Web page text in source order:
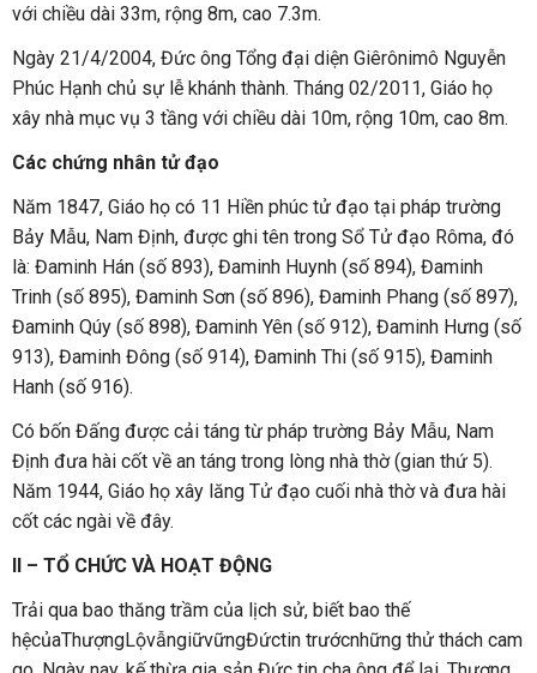
với chiều dài 33m, rộng 8m, cao 7.3m.
Ngày 21/4/2004, Đức ông Tổng đại diện Giêrônimô Nguyễn
Phúc Hạnh chủ sự lễ khánh thành. Tháng 02/2011, Giáo họ
xây nhà mục vụ 3 tầng với chiều dài 10m, rộng 10m, cao 8m.
Các chứng nhân tử đạo
Năm 1847, Giáo họ có 11 Hiền phúc tử đạo tại pháp trường
Bảy Mẫu, Nam Định, được ghi tên trong Sổ Tử đạo Rôma, đó
là: Đaminh Hán (số 893), Đaminh Huynh (số 894), Đaminh
Trinh (số 895), Đaminh Sơn (số 896), Đaminh Phang (số 897),
Đaminh Qúy (số 898), Đaminh Yên (số 912), Đaminh Hưng (số
913), Đaminh Đông (số 914), Đaminh Thi (số 915), Đaminh
Hanh (số 916).
Có bốn Đấng được cải táng từ pháp trường Bảy Mẫu, Nam
Định đưa hài cốt về an táng trong lòng nhà thờ (gian thứ 5).
Năm 1944, Giáo họ xây lăng Tử đạo cuối nhà thờ và đưa hài
cốt các ngài về đây.
II – TỔ CHỨC VÀ HOẠT ĐỘNG
Trải qua bao thăng trầm của lịch sử, biết bao thế
hệcủaThượngLộvẫngiữvữngĐứctin trướcnhững thử thách cam